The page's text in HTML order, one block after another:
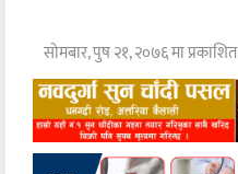
सोमबार, पुष २१, २०७६ मा प्रकाशित